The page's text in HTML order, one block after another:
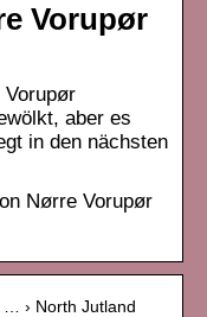
Vorupør
aber es
in den nächsten
Nørre Vorupør
… › North Jutland